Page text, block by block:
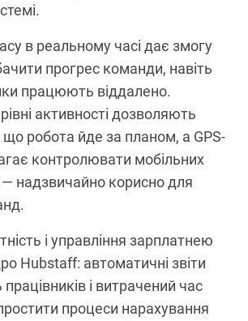
в реальному часі дає змогу
прогрес команди, навіть
працюють віддалено.
активності дозволяють
робота йде за планом, а GPS-
контролювати мобільних
— надзвичайно корисно для
і управління зарплатнею
Hubstaff: автоматичні звіти
працівників і витрачений час
процеси нарахування